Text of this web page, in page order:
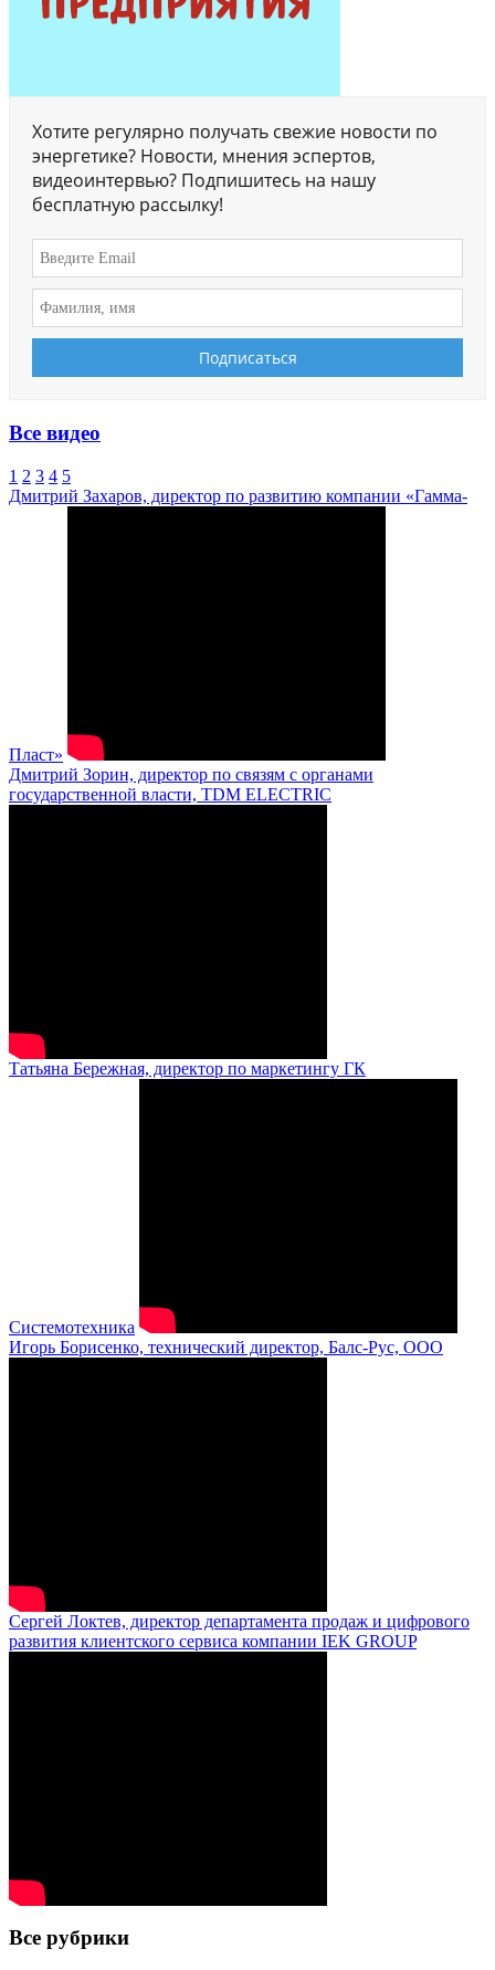
Хотите регулярно получать свежие новости по
энергетике? Новости, мнения эспертов,
видеоинтервью? Подпишитесь на нашу
бесплатную рассылку!
Все видео
1 2 3 4 5
Дмитрий Захаров, директор по развитию компании «Гамма-
Пласт»
Дмитрий Зорин, директор по связям с органами
государственной власти, TDM ELECTRIC
Татьяна Бережная, директор по маркетингу ГК
Системотехника
Игорь Борисенко, технический директор, Балс-Рус, ООО
Сергей Локтев, директор департамента продаж и цифрового
развития клиентского сервиса компании IEK GROUP
Все рубрики